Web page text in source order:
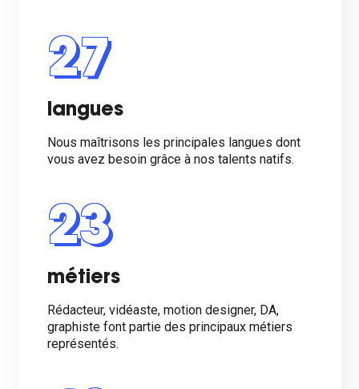
27
langues
Nous maîtrisons les principales langues dont
vous avez besoin grâce à nos talents natifs.
23
métiers
Rédacteur, vidéaste, motion designer, DA,
graphiste font partie des principaux métiers
représentés.